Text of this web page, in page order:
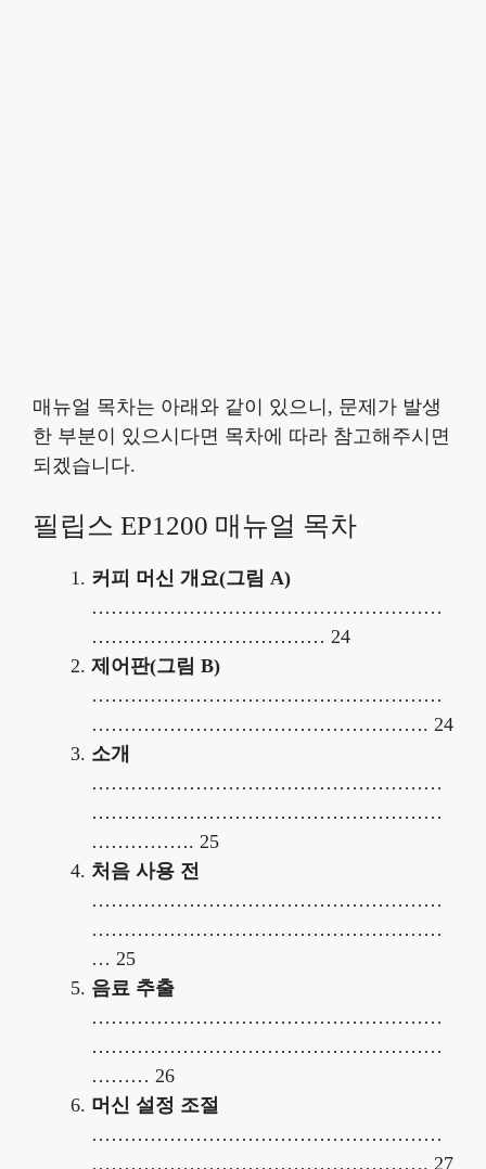
매뉴얼 목차는 아래와 같이 있으니, 문제가 발생
한 부분이 있으시다면 목차에 따라 참고해주시면
되겠습니다.
필립스 EP1200 매뉴얼 목차
커피 머신 개요(그림 A)
………………………………………………
……………………………… 24
제어판(그림 B)
………………………………………………
……………………………………………. 24
소개
………………………………………………
………………………………………………
……………. 25
처음 사용 전
………………………………………………
………………………………………………
… 25
음료 추출
………………………………………………
………………………………………………
……… 26
머신 설정 조절
………………………………………………
……………………………………………. 27